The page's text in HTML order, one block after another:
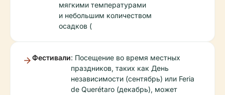
мягкими температурами
и небольшим количеством
осадков (
Фестивали: Посещение во время местных
праздников, таких как День
независимости (сентябрь) или Feria
de Querétaro (декабрь), может